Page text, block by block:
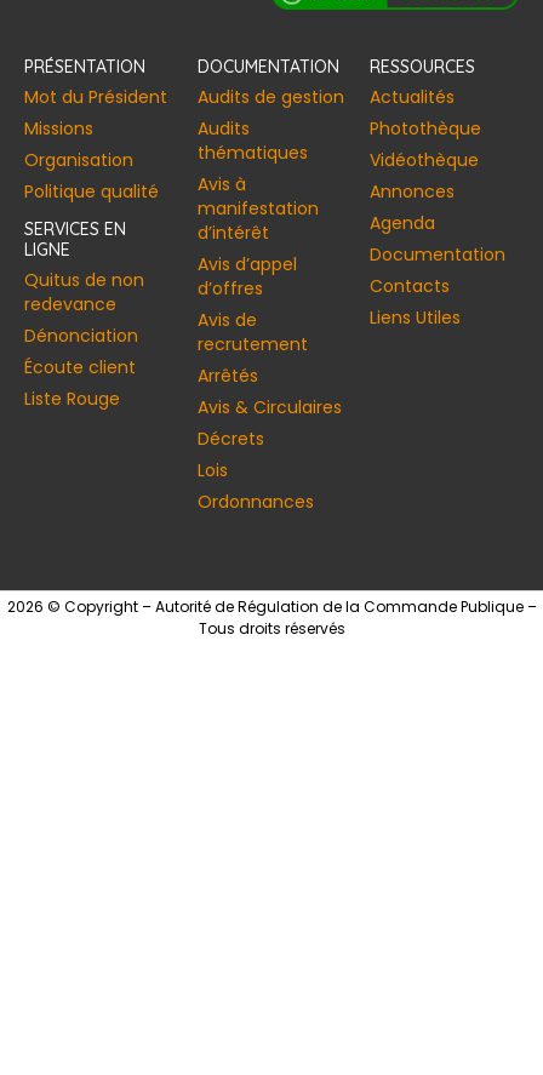
PRÉSENTATION
Mot du Président
Missions
Organisation
Politique qualité
SERVICES EN
LIGNE
Quitus de non
redevance
Dénonciation
Écoute client
Liste Rouge
DOCUMENTATION
Audits de gestion
Audits
thématiques
Avis à
manifestation
d’intérêt
Avis d’appel
d’offres
Avis de
recrutement
Arrêtés
Avis & Circulaires
Décrets
Lois
Ordonnances
RESSOURCES
Actualités
Photothèque
Vidéothèque
Annonces​
Agenda
Documentation
Contacts
Liens Utiles
2026 © Copyright – Autorité de Régulation de la Commande Publique –
Tous droits réservés